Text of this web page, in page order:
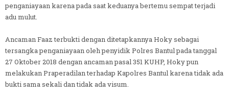
penganiayaan karena pada saat keduanya bertemu sempat terjadi
adu mulut.
Ancaman Faaz terbukti dengan ditetapkannya Hoky sebagai
tersangka penganiayaan oleh penyidik Polres Bantul pada tanggal
27 Oktober 2018 dengan ancaman pasal 351 KUHP, Hoky pun
melakukan Praperadilan terhadap Kapolres Bantul karena tidak ada
bukti sama sekali dan tidak ada visum.